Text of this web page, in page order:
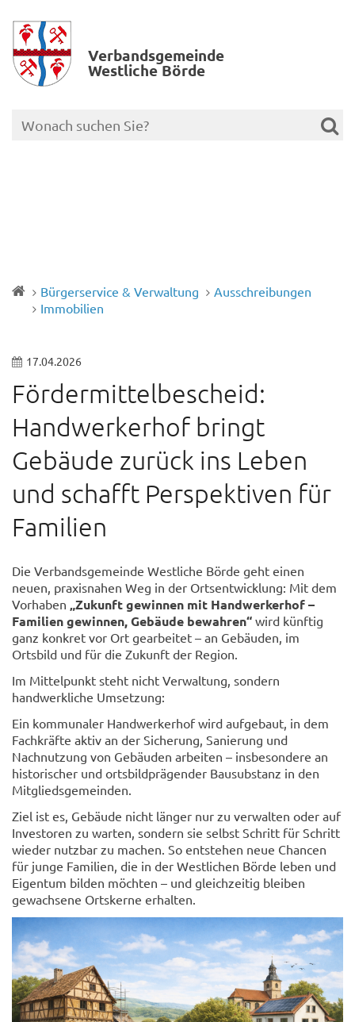
Verbands­gemeinde
Westliche Börde
Bürgerservice & Verwaltung
Ausschreibungen
Immobilien
17.04.2026
Fördermittelbescheid:
Handwerkerhof bringt
Gebäude zurück ins Leben
und schafft Perspektiven für
Familien
Die Verbandsgemeinde Westliche Börde geht einen
neuen, praxisnahen Weg in der Ortsentwicklung: Mit dem
Vorhaben „Zukunft gewinnen mit Handwerkerhof –
Familien gewinnen, Gebäude bewahren“ wird künftig
ganz konkret vor Ort gearbeitet – an Gebäuden, im
Ortsbild und für die Zukunft der Region.
Im Mittelpunkt steht nicht Verwaltung, sondern
handwerkliche Umsetzung:
Ein kommunaler Handwerkerhof wird aufgebaut, in dem
Fachkräfte aktiv an der Sicherung, Sanierung und
Nachnutzung von Gebäuden arbeiten – insbesondere an
historischer und ortsbildprägender Bausubstanz in den
Mitgliedsgemeinden.
Ziel ist es, Gebäude nicht länger nur zu verwalten oder auf
Investoren zu warten, sondern sie selbst Schritt für Schritt
wieder nutzbar zu machen. So entstehen neue Chancen
für junge Familien, die in der Westlichen Börde leben und
Eigentum bilden möchten – und gleichzeitig bleiben
gewachsene Ortskerne erhalten.